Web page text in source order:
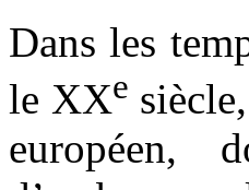
Dans les
le XXe
européen,